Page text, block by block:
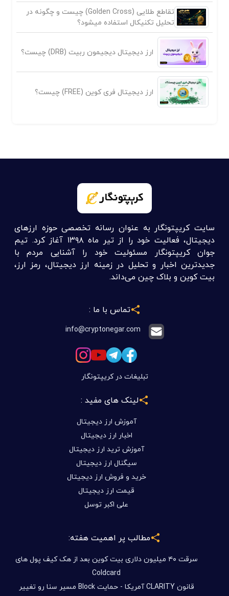
تقاطع طلایی (Golden Cross) چیست و چگونه در
تحلیل تکنیکال استفاده میشود؟
ارز دیجیتال دیجیمون ربیت (DRB) چیست؟
ارز دیجیتال فری کوین (FREE) چیست؟
سایت کریپتونگار به عنوان رسانه تخصصی حوزه ارزهای
دیجیتال، فعالیت خود را از تیر ماه ۱۳۹۸ آغاز کرد. تیم
جوان کریپتونگار مسئولیت خود را آشنایی مردم با
جدیدترین اخبار و تحلیل در زمینه ارز دیجیتال، رمز ارز،
بیت کوین و بلاک چین می‌داند.
تماس با ما :
info@cryptonegar.com
تبلیغات در کریپتونگار
لینک های مفید :
آموزش ارز دیجیتال
اخبار ارز دیجیتال
آموزش ترید ارز دیجیتال
سیگنال ارز دیجیتال
خرید و فروش ارز دیجیتال
قیمت ارز دیجیتال
علی اکبر توسل
مطالب پر اهمیت هفته:
سرقت ۴۰ میلیون دلاری بیت کوین بعد از هک کیف پول های
Coldcard
قانون CLARITY آمریکا - حمایت Block مسیر سنا رو تغییر